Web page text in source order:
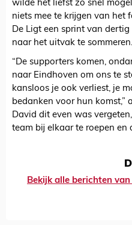
wilde het liefst zo snel
niets mee te krijgen van het
De Ligt een sprint van
naar het uitvak te sommeren.
“De supporters komen,
naar Eindhoven om ons te
kansloos je ook verliest, je
bedanken voor hun komst,”
David dit even was
team bij elkaar te roepen en
Bekijk alle berichten